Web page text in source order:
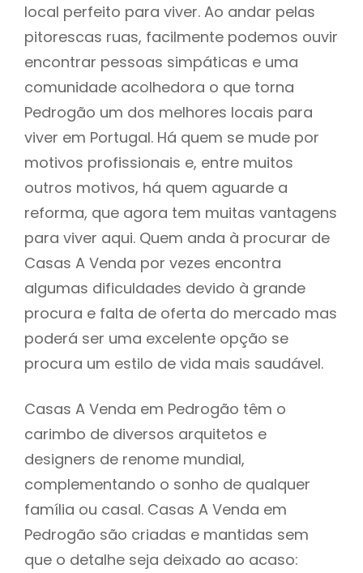
local perfeito para viver. Ao andar pelas
pitorescas ruas, facilmente podemos ouvir
encontrar pessoas simpáticas e uma
comunidade acolhedora o que torna
Pedrogão um dos melhores locais para
viver em Portugal. Há quem se mude por
motivos profissionais e, entre muitos
outros motivos, há quem aguarde a
reforma, que agora tem muitas vantagens
para viver aqui. Quem anda à procurar de
Casas A Venda por vezes encontra
algumas dificuldades devido à grande
procura e falta de oferta do mercado mas
poderá ser uma excelente opção se
procura um estilo de vida mais saudável.
Casas A Venda em Pedrogão têm o
carimbo de diversos arquitetos e
designers de renome mundial,
complementando o sonho de qualquer
família ou casal. Casas A Venda em
Pedrogão são criadas e mantidas sem
que o detalhe seja deixado ao acaso: